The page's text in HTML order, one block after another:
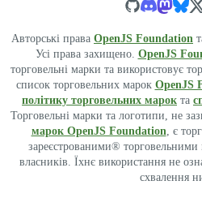
Авторські права OpenJS Foundation
Усі права захищено. OpenJS
торговельні марки та використовує
список торговельних марок OpenJS
політику торговельних марок та
Торговельні марки та логотипи, не
марок OpenJS Foundation, є
зареєстрованими® торговельними
власників. Їхнє використання не
схвалення